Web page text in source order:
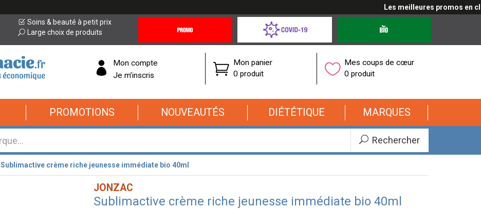
Les meilleures promos en
Soins & beauté à petit prix
Large choix de produits
Offres
Coronavirus
Mon compte
Je m’inscris
Mon panier
0 produit
Mes coups de cœur
0 produit
PROMOTIONS NOUVEAUTÉS DIÉTÉTIQUE MARQUES
Rechercher
Sublimactive crème riche jeunesse immédiate bio 40ml
JONZAC
Sublimactive crème riche jeunesse immédiate bio 40ml